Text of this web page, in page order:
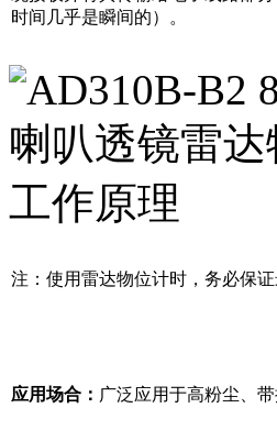
时间几乎是瞬间的）。
注：使用雷达物位计时，务必保
应用场合： 广泛应用于高粉尘、